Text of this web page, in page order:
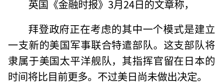
英国《金融时报》3月24日的文章称，
拜登政府正在考虑的其中一个模式是建立
一支新的美国军事联合特遣部队。这支部队将
隶属于美国太平洋舰队，其指挥官留在日本的
时间将比目前更多。不过美日尚未做出决定。